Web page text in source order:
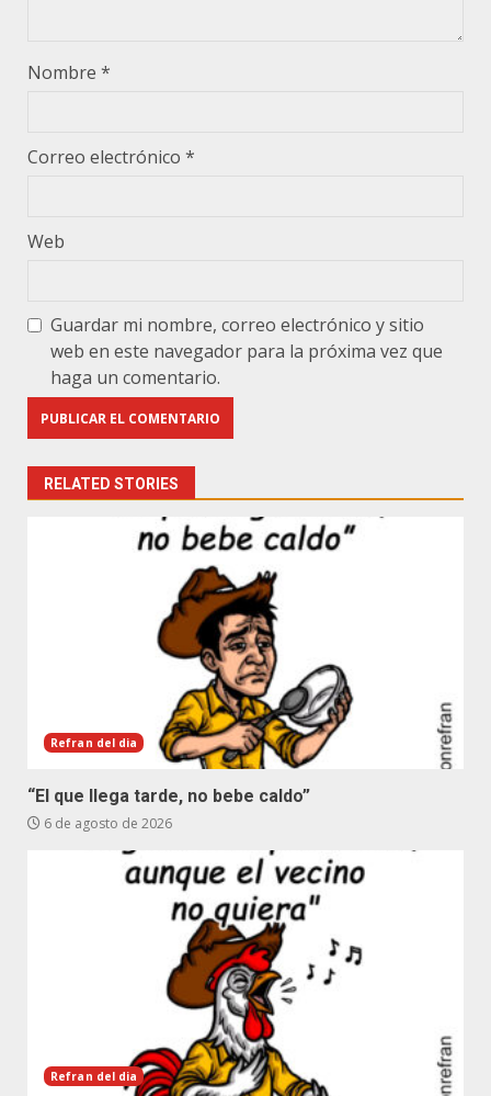
Nombre *
Correo electrónico *
Web
Guardar mi nombre, correo electrónico y sitio
web en este navegador para la próxima vez que
haga un comentario.
RELATED STORIES
Refran del dia
“El que llega tarde, no bebe caldo”
6 de agosto de 2026
Refran del dia